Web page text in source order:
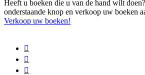
Heeft u boeken die u van de hand wilt
onderstaande knop en verkoop uw boeken
Verkoop uw boeken!